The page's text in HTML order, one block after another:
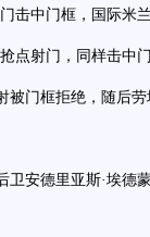
中门框，国际米
点射门，同样击中
门框拒绝，随后劳
安德里亚斯·埃德